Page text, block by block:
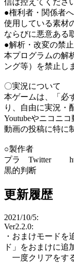
●権利者・関係者
使用している素材
ならびに悪意ある
●解析・改変の禁止
本プログラムの解
ング等）を禁止し
〇実況について
本ゲームは、「必
り、自由に実況・
Youtubeやニコニ
動画の投稿に特に
○製作者
プラ Twitter
黒的判断 http://
更新履歴
2021/10/5:
Ver2.2.0:
・おまけモード
ド」をおまけに追
一度クリアをす